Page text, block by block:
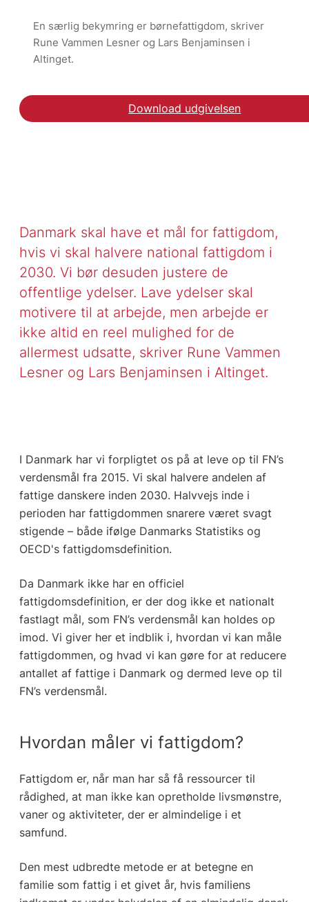
En særlig bekymring er børnefattigdom, skriver
Rune Vammen Lesner og Lars Benjaminsen i
Altinget.
Download udgivelsen
Danmark skal have et mål for fattigdom,
hvis vi skal halvere national fattigdom i
2030. Vi bør desuden justere de
offentlige ydelser. Lave ydelser skal
motivere til at arbejde, men arbejde er
ikke altid en reel mulighed for de
allermest udsatte, skriver Rune Vammen
Lesner og Lars Benjaminsen i Altinget.
I Danmark har vi forpligtet os på at leve op til FN’s
verdensmål fra 2015. Vi skal halvere andelen af
fattige danskere inden 2030. Halvvejs inde i
perioden har fattigdommen snarere været svagt
stigende – både ifølge Danmarks Statistiks og
OECD's fattigdomsdefinition.
Da Danmark ikke har en officiel
fattigdomsdefinition, er der dog ikke et nationalt
fastlagt mål, som FN’s verdensmål kan holdes op
imod. Vi giver her et indblik i, hvordan vi kan måle
fattigdommen, og hvad vi kan gøre for at reducere
antallet af fattige i Danmark og dermed leve op til
FN’s verdensmål.
Hvordan måler vi fattigdom?
Fattigdom er, når man har så få ressourcer til
rådighed, at man ikke kan opretholde livsmønstre,
vaner og aktiviteter, der er almindelige i et
samfund.
Den mest udbredte metode er at betegne en
familie som fattig i et givet år, hvis familiens